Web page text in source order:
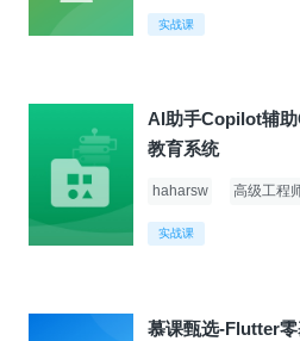
实战课
AI助手Copilot辅
教育系统
haharsw 高级工程
实战课
慕课甄选-Flutter